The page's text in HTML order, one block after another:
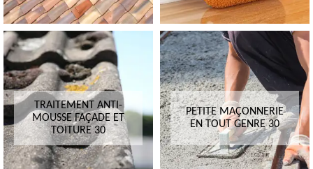
TRAITEMENT ANTI-
MOUSSE FAÇADE ET
TOITURE 30
PETITE MAÇONNERIE
EN TOUT GENRE 30